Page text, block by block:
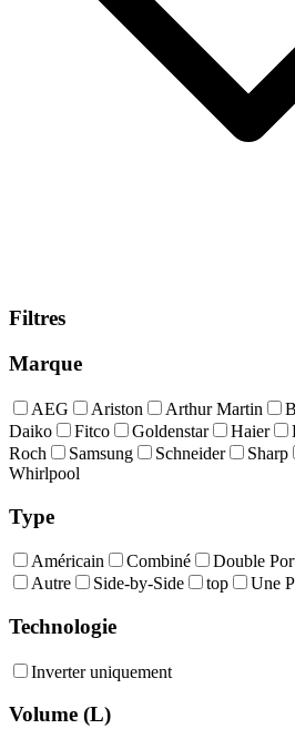
Filtres
Marque
AEG Ariston Arthur Martin
Daiko
Fitco Goldenstar Haier
Roch
Samsung Schneider Sharp
Whirlpool
Type
Américain Combiné Double
Autre
Side-by-Side top Une
Technologie
Inverter uniquement
Volume (L)